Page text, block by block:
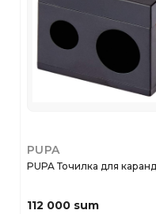
PUPA
PUPA Точилка для
112 000 sum